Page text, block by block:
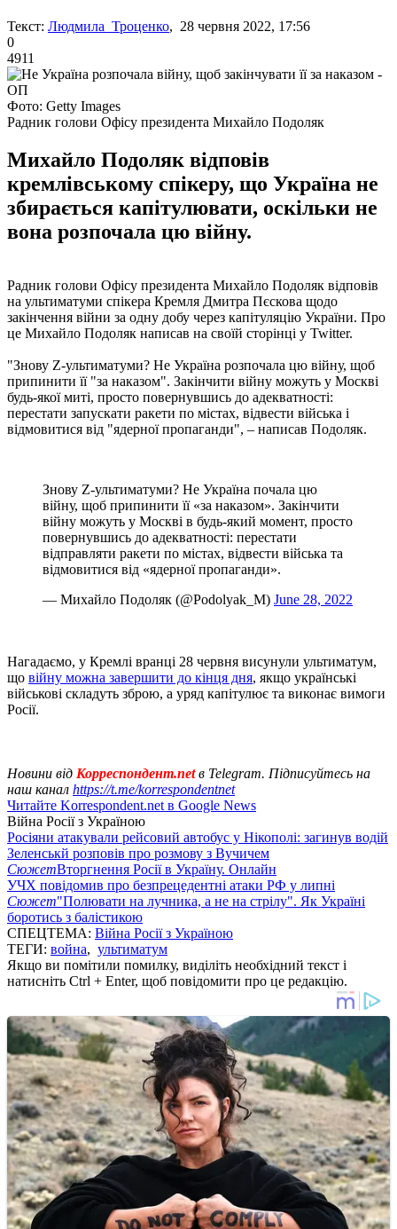
Текст: Людмила Троценко, 28 червня 2022, 17:56
0
4911
Фото: Getty Images
Радник голови Офісу президента Михайло Подоляк
Михайло Подоляк відповів
кремлівському спікеру, що Україна не
збирається капітулювати, оскільки не
вона розпочала цю війну.
Радник голови Офісу президента Михайло Подоляк відповів
на ультиматуми спікера Кремля Дмитра Пєскова щодо
закінчення війни за одну добу через капітуляцію України. Про
це Михайло Подоляк написав на своїй сторінці у Twitter.
"Знову Z-ультиматуми? Не Україна розпочала цю війну, щоб
припинити її "за наказом". Закінчити війну можуть у Москві
будь-якої миті, просто повернувшись до адекватності:
перестати запускати ракети по містах, відвести війська і
відмовитися від "ядерної пропаганди", – написав Подоляк.
Знову Z-ультиматуми? Не Україна почала цю
війну, щоб припинити її «за наказом». Закінчити
війну можуть у Москві в будь-який момент, просто
повернувшись до адекватності: перестати
відправляти ракети по містах, відвести війська та
відмовитися від «ядерної пропаганди».
— Михайло Подоляк (@Podolyak_M) June 28, 2022
Нагадаємо, у Кремлі вранці 28 червня висунули ультиматум,
що війну можна завершити до кінця дня, якщо українські
військові складуть зброю, а уряд капітулює та виконає вимоги
Росії.
Новини від Корреспондент.netв Telegram. Підписуйтесь на
наш канал https://t.me/korrespondentnet
Читайте Korrespondent.net в Google News
Війна Росії з Україною
Росіяни атакували рейсовий автобус у Нікополі: загинув водій
Зеленськй розповів про розмову з Вучичем
СюжетВторгнення Росії в Україну. Онлайн
УЧХ повідомив про безпрецедентні атаки РФ у липні
Сюжет"Полювати на лучника, а не на стрілу". Як Україні
боротись з балістикою
СПЕЦТЕМА: Війна Росії з Україною
ТЕГИ: война, ультиматум
Якщо ви помітили помилку, виділіть необхідний текст і
натисніть Ctrl + Enter, щоб повідомити про це редакцію.